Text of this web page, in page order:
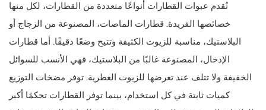
تُقدم عبوات القطارات أنواعًا متعددة من القطارات، لكل منها
خصائصها الفريدة. قطارات الماصات، المصنوعة من الزجاج أو
البلاستيك، مناسبة للزيوت الكثيفة وتتيح وضعًا دقيقًا. أما قطارات
الإدخال، المصنوعة غالبًا من البلاستيك، فهي الأنسب للسوائل
الخفيفة ولا تتلف عند تعرضها للزيوت العطرية. توفر مضخات التوزيع
كميات ثابتة في كل استخدام، بينما توفر القطارات تحكمًا أكبر